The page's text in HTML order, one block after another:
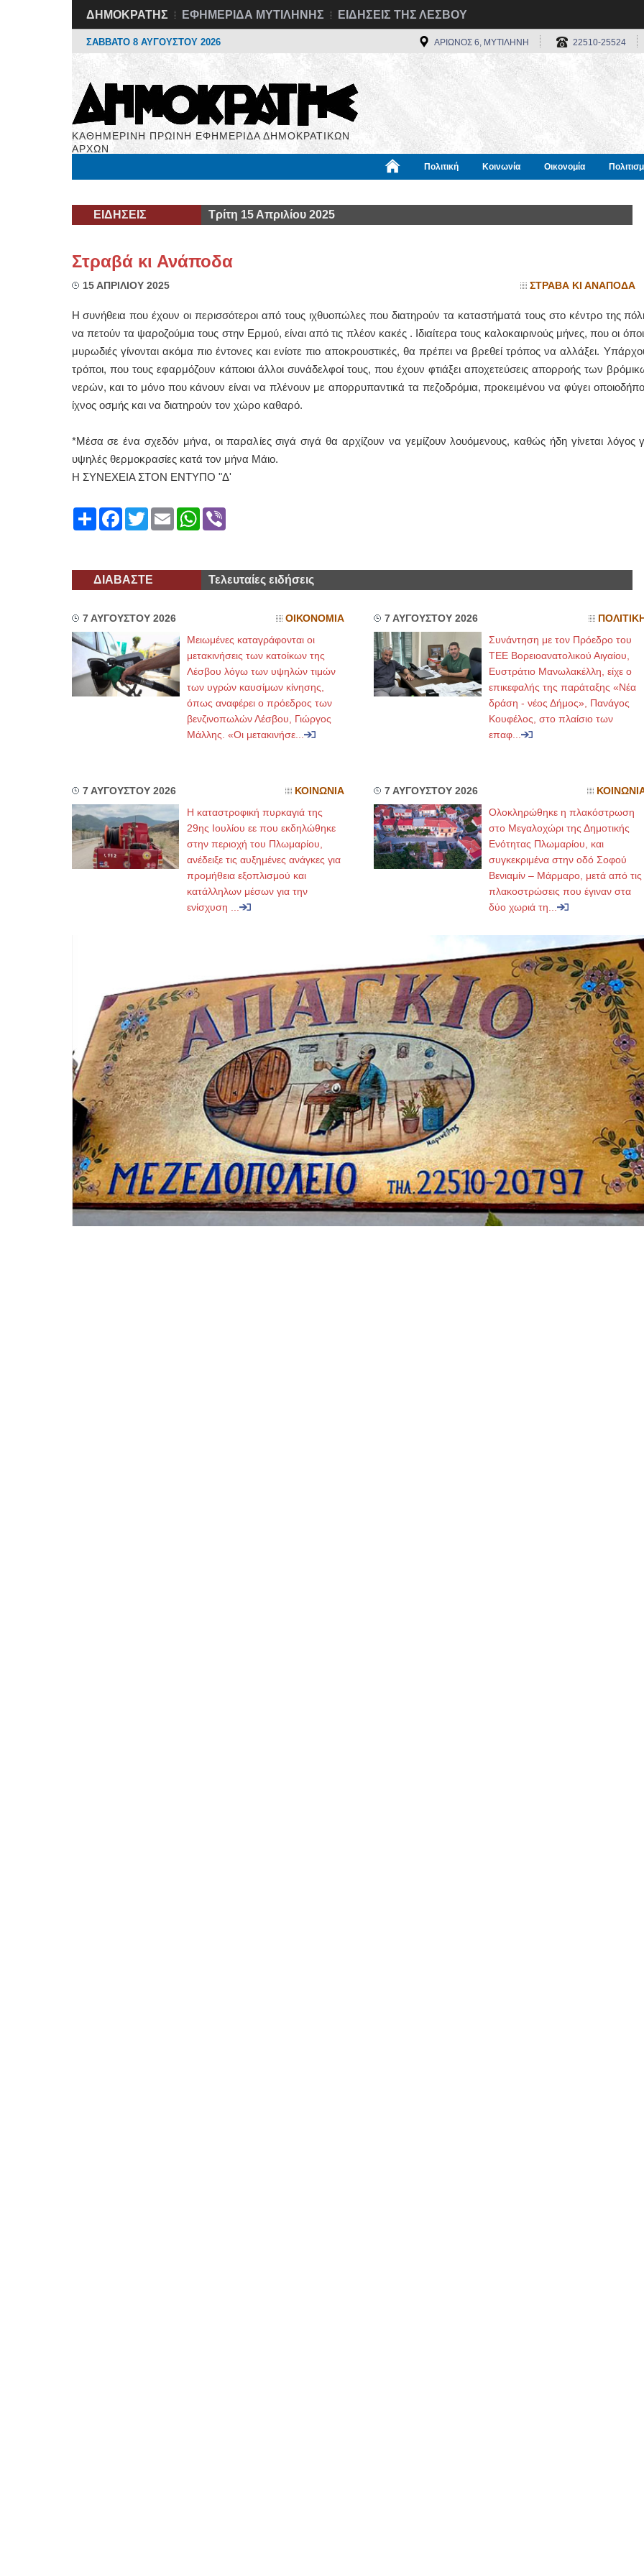
ΔΗΜΟΚΡΑΤΗΣ ΕΦΗΜΕΡΙΔΑ ΜΥΤΙΛΗΝΗΣ ΕΙΔΗΣΕΙΣ ΤΗΣ ΛΕΣΒΟΥ
ΣΑΒΒΑΤΟ 8 ΑΥΓΟΥΣΤΟΥ 2026 ΑΡΙΩΝΟΣ 6, ΜΥΤΙΛΗΝΗ 22510-25524
ΚΑΘΗΜΕΡΙΝΗ ΠΡΩΙΝΗ ΕΦΗΜΕΡΙΔΑ ΔΗΜΟΚΡΑΤΙΚΩΝ
ΑΡΧΩΝ
Πολιτική Κοινωνία Οικονομία
ΕΙΔΗΣΕΙΣ Τρίτη 15 Απριλίου 2025
Στραβά κι Ανάποδα
15 ΑΠΡΙΛΙΟΥ 2025 ΣΤΡΑΒΑ ΚΙ ΑΝΑΠΟΔΑ
Η συνήθεια που έχουν οι περισσότεροι από τους ιχθυοπώλες που διατηρούν τα καταστήματά τους στο κέντρο της
να πετούν τα ψαροζούμια τους στην Ερμού, είναι από τις πλέον κακές . Ιδιαίτερα τους καλοκαιρινούς μήνες, που οι
μυρωδιές γίνονται ακόμα πιο έντονες και ενίοτε πιο αποκρουστικές, θα πρέπει να βρεθεί τρόπος να αλλάξει.
τρόποι, που τους εφαρμόζουν κάποιοι άλλοι συνάδελφοί τους, που έχουν φτιάξει αποχετεύσεις απορροής των
νερών, και το μόνο που κάνουν είναι να πλένουν με απορρυπαντικά τα πεζοδρόμια, προκειμένου να φύγει
ίχνος οσμής και να διατηρούν τον χώρο καθαρό.
*Μέσα σε ένα σχεδόν μήνα, οι παραλίες σιγά σιγά θα αρχίζουν να γεμίζουν λουόμενους, καθώς ήδη γίνεται λόγος
υψηλές θερμοκρασίες κατά τον μήνα Μάιο.
Η ΣΥΝΕΧΕΙΑ ΣΤΟΝ ΕΝΤΥΠΟ "Δ'
ShareFacebook
TwitterEmailWhatsApp
Viber
ΔΙΑΒΑΣΤΕ Τελευταίες ειδήσεις
7 ΑΥΓΟΥΣΤΟΥ 2026 ΟΙΚΟΝΟΜΙΑ
Μειωμένες καταγράφονται οι
μετακινήσεις των κατοίκων της
Λέσβου λόγω των υψηλών τιμών
των υγρών καυσίμων κίνησης,
όπως αναφέρει ο πρόεδρος των
βενζινοπωλών Λέσβου, Γιώργος
Μάλλης. «Οι μετακινήσε...
7 ΑΥΓΟΥΣΤΟΥ 2026 ΠΟΛΙΤΙΚΗ
Συνάντηση με τον Πρόεδρο του
ΤΕΕ Βορειοανατολικού Αιγαίου,
Ευστράτιο Μανωλακέλλη, είχε ο
επικεφαλής της παράταξης «Νέα
δράση - νέος Δήμος», Πανάγος
Κουφέλος, στο πλαίσιο των
επαφ...
7 ΑΥΓΟΥΣΤΟΥ 2026 ΚΟΙΝΩΝΙΑ
Η καταστροφική πυρκαγιά της
29ης Ιουλίου εε που εκδηλώθηκε
στην περιοχή του Πλωμαρίου,
ανέδειξε τις αυξημένες ανάγκες για
προμήθεια εξοπλισμού και
κατάλληλων μέσων για την
ενίσχυση ...
7 ΑΥΓΟΥΣΤΟΥ 2026
Ολοκληρώθηκε η πλακόστρωση
στο Μεγαλοχώρι της Δημοτικής
Ενότητας Πλωμαρίου, και
συγκεκριμένα στην οδό Σοφού
Βενιαμίν – Μάρμαρο, μετά από τις
πλακοστρώσεις που έγιναν στα
δύο χωριά τη...
ΙΩΑΝΝΗΣ Α. ΜΑΛΛΙΑΣ
ΧΕΙΡΟΥΡΓΟΣ
ΟΦΘΑΛΜΙΑΤΡΟΣ
Διδάκτωρ Ιατρικής Σχολής
Πανεπιστημίου Αθηνών
Καλλιπόλεως 3,Νέα Σμύρνη,
Χειρουργός Ωτορινολαρυγγολόγος
Έλενα Μπούμπα
Στρατιωτικός Ιατρός
Διδ.Παν.Αθηνών
Διπλωματούχος Ευρ.Ακαδημίας
Πάρνηθας 95-97 Αχαρναί
2102467085 & 6938502258
email- elenboumpa@gmail.com